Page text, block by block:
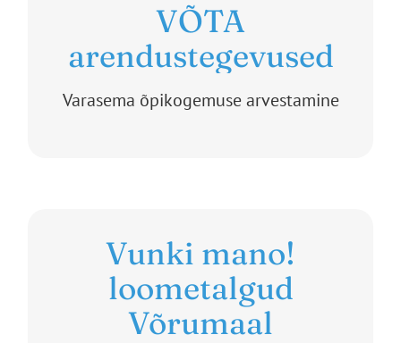
VÕTA
arendustegevused
Varasema õpikogemuse arvestamine
Vunki mano!
loometalgud
Võrumaal